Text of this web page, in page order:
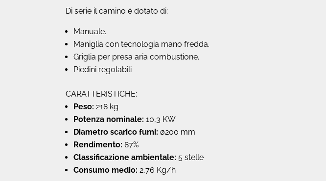
Di serie il camino è dotato di:
Manuale.
Maniglia con tecnologia mano fredda.
Griglia per presa aria combustione.
Piedini regolabili
CARATTERISTICHE:
Peso: 218 kg
Potenza nominale: 10,3 KW
Diametro scarico fumi: ø200 mm
Rendimento: 87%
Classificazione ambientale: 5 stelle
Consumo medio: 2,76 Kg/h